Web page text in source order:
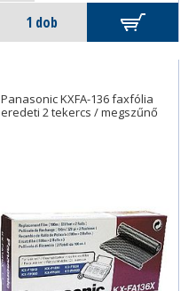
Panasonic KXFA-136 faxfólia
eredeti 2 tekercs / megszűnő